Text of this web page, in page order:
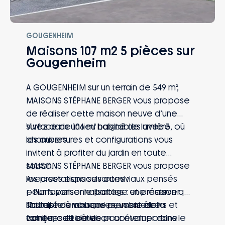
GOUGENHEIM
Maisons 107 m2 5 pièces sur
Gougenheim
A GOUGENHEIM sur un terrain de 549 m²,
MAISONS STÉPHANE BERGER vous propose
de réaliser cette maison neuve d’une
surface de 106 m² habitables avec 3
chambres.
Vivez dans un lieu baigné de lumière, où
les ouvertures et configurations vous
invitent à profiter du jardin en toute
saison.
Avec ses espaces conviviaux pensés
pour favoriser le partage et préserver
l’intimité de chaque membre de la
famille, cette maison contemporaine
MAISONS STÉPHANE BERGER vous propose
les prestations suivantes :
– Plans personnalisables : une maison qui
s’adapte à vos envies, vos besoins et
votre mode de vie
Toutes nos maisons peuvent être
conçues et bâties pour évoluer dans le